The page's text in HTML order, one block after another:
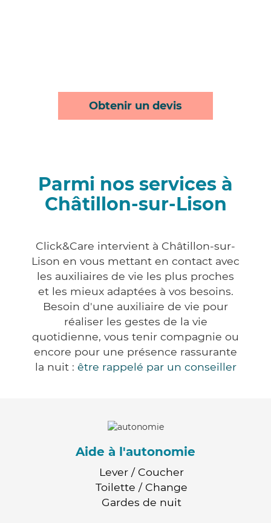
Obtenir un devis
Parmi nos services à
Châtillon-sur-Lison
Click&Care intervient à Châtillon-sur-
Lison en vous mettant en contact avec
les auxiliaires de vie les plus proches
et les mieux adaptées à vos besoins.
Besoin d'une auxiliaire de vie pour
réaliser les gestes de la vie
quotidienne, vous tenir compagnie ou
encore pour une présence rassurante
la nuit : être rappelé par un conseiller
Aide à l'autonomie
Lever / Coucher
Toilette / Change
Gardes de nuit